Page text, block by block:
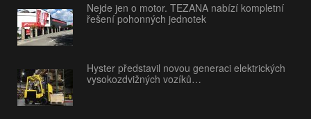
Nejde jen o motor. TEZANA nabízí kompletní
řešení pohonných jednotek
Hyster představil novou generaci elektrických
vysokozdvižných vozíků…